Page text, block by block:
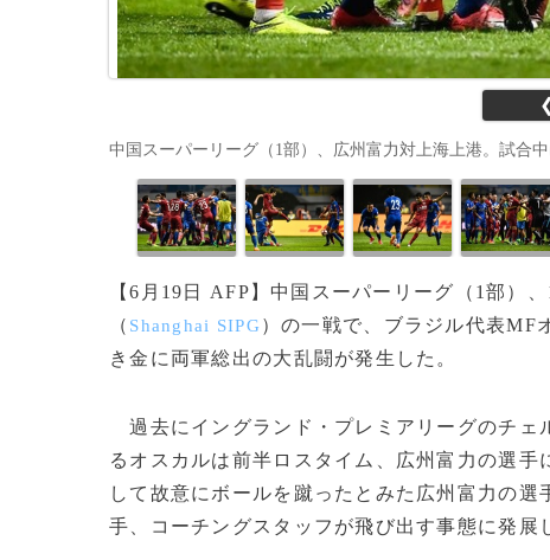
中国スーパーリーグ（1部）、広州富力対上海上港。試合
【6月19日 AFP】中国スーパーリーグ（1部）
（ Shanghai SIPG）の一戦で、ブラジル代表MF
き金に両軍総出の大乱闘が発生した。
過去にイングランド・プレミアリーグのチェ
るオスカルは前半ロスタイム、広州富力の選
して故意にボールを蹴ったとみた広州富力の
手、コーチングスタッフが飛び出す事態に発展